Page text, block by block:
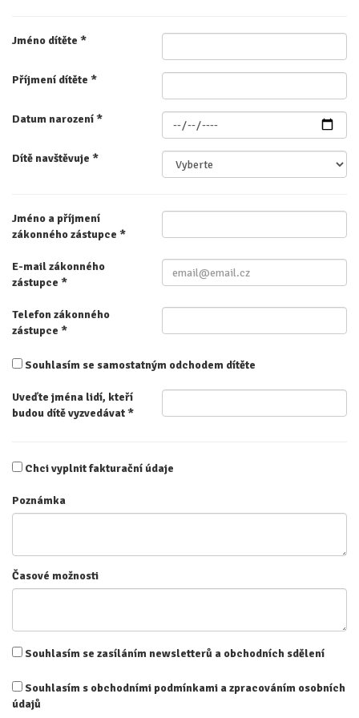
Jméno dítěte *
Příjmení dítěte *
Datum narození*
Dítě navštěvuje *
Jméno a příjmení
zákonného zástupce *
E-mail zákonného
zástupce *
Telefon zákonného
zástupce *
Souhlasím se samostatným odchodem dítěte
Uveďte jména lidí, kteří
budou dítě vyzvedávat*
Chci vyplnit fakturační údaje
Poznámka
Časové možnosti
Souhlasím se zasíláním newsletterů a obchodních sdělení
Souhlasím s obchodními podmínkami a zpracováním osobních
údajů